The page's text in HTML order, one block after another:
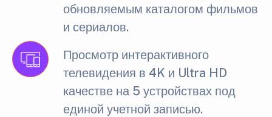
обновляемым каталогом фильмов
и сериалов.
Просмотр интерактивного
телевидения в 4K и Ultra HD
качестве на 5 устройствах под
единой учетной записью.